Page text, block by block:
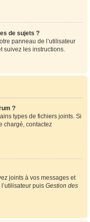
de sujets ?
panneau de l’utilisateur
suivez les instructions.
?
types de fichiers joints. Si
chargé, contactez
joints à vos messages et
puis Gestion des